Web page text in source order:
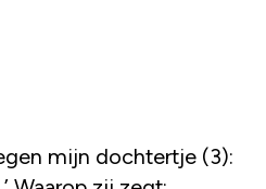
mijn dochtertje (3):